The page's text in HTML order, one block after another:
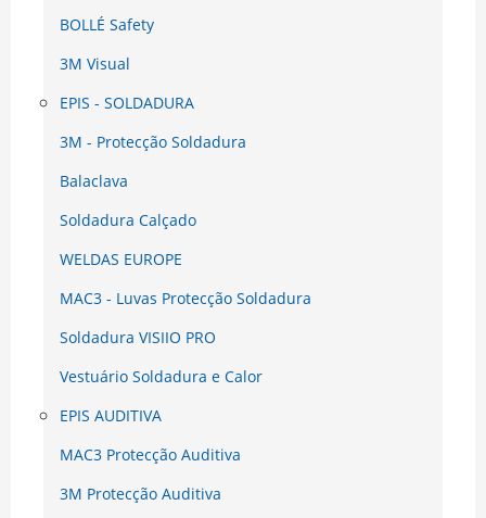
BOLLÉ Safety
3M Visual
EPIS - SOLDADURA
3M - Protecção Soldadura
Balaclava
Soldadura Calçado
WELDAS EUROPE
MAC3 - Luvas Protecção Soldadura
Soldadura VISIIO PRO
Vestuário Soldadura e Calor
EPIS AUDITIVA
MAC3 Protecção Auditiva
3M Protecção Auditiva